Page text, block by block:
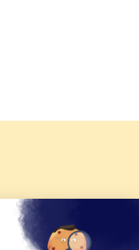
2026 de KTO